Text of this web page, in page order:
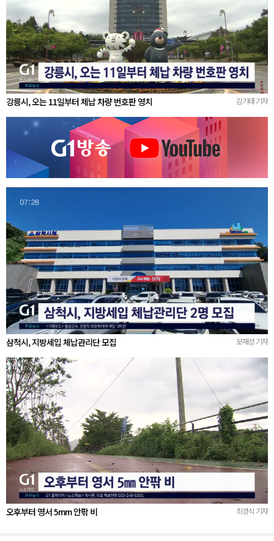
강릉시, 오는 11일부터 체납 차량 번호판 영치 김기태 기자
삼척시, 지방세입 체납관리단 모집 모재성 기자
오후부터 영서 5mm 안팎 비 최경식 기자